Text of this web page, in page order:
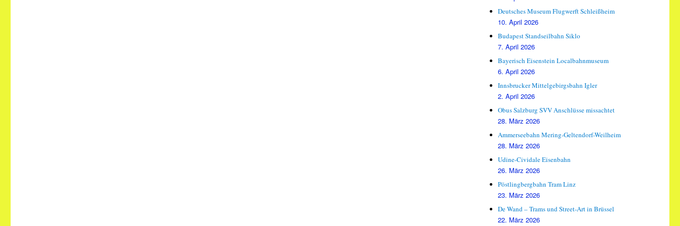
Deutsches Museum Flugwerft Schleißheim
10. April 2026
Budapest Standseilbahn Siklo
7. April 2026
Bayerisch Eisenstein Localbahnmuseum
6. April 2026
Innsbrucker Mittelgebirgsbahn Igler
2. April 2026
Obus Salzburg SVV Anschlüsse missachtet
28. März 2026
Ammerseebahn Mering-Geltendorf-Weilheim
28. März 2026
Udine-Cividale Eisenbahn
26. März 2026
Pöstlingbergbahn Tram Linz
23. März 2026
De Wand – Trams und Street-Art in Brüssel
22. März 2026